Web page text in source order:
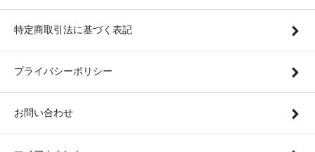
特定商取引法に基づく表記
プライバシーポリシー
お問い合わせ